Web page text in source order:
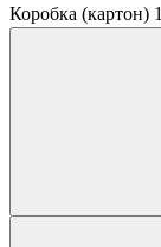
Коробка